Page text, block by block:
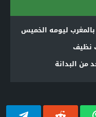
ليومه الخميس
نظيف
من البدانة